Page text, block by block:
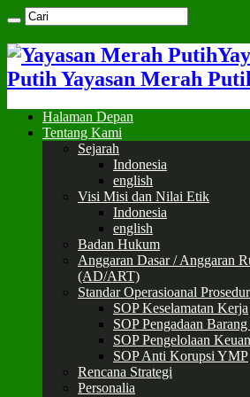
Putih Yayasan Merah
Halaman Depan
Tentang Kami
Sejarah
Indonesia
english
Visi Misi dan Nilai Etik
Indonesia
english
Badan Hukum
Anggaran Dasar / Anggaran
(AD/ART)
Standar Operasioanal
SOP Keselamatan Kerja
SOP Pengadaan Barang
SOP Pengelolaan
SOP Anti Korupsi YMP
Rencana Strategi
Personalia